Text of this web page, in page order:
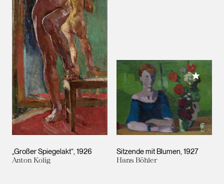
„Großer Spiegelakt“ 1926
Anton Kolig
Sitzende mit Blumen 1927
Hans Böhler
Meiner